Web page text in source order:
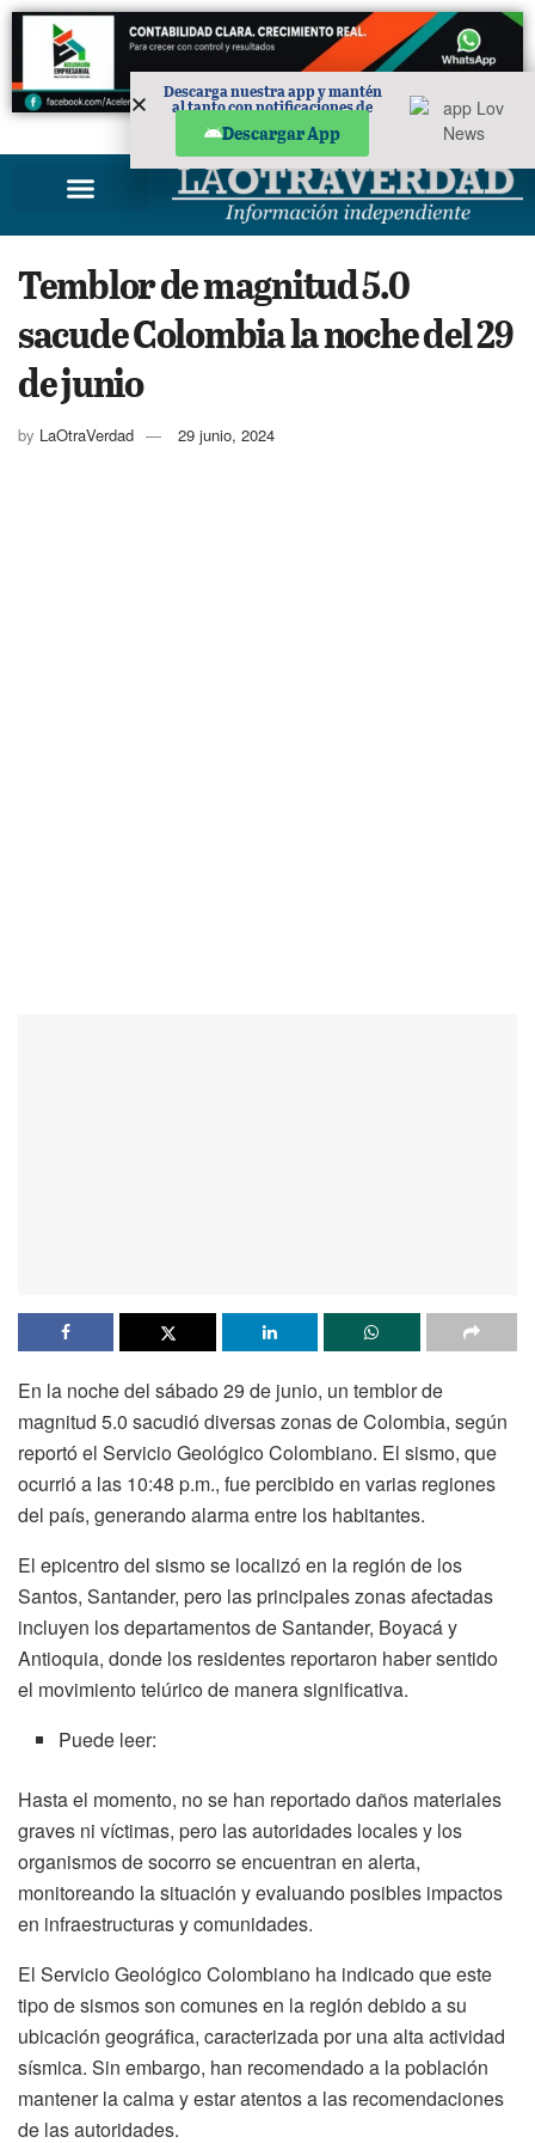
PUBLICIDAD
Temblor de magnitud 5.0
sacude Colombia la noche del 29
de junio
by LaOtraVerdad 29 junio, 2024
En la noche del sábado 29 de junio, un temblor de
magnitud 5.0 sacudió diversas zonas de Colombia, según
reportó el Servicio Geológico Colombiano. El sismo, que
ocurrió a las 10:48 p.m., fue percibido en varias regiones
del país, generando alarma entre los habitantes.
El epicentro del sismo se localizó en la región de los
Santos, Santander, pero las principales zonas afectadas
incluyen los departamentos de Santander, Boyacá y
Antioquia, donde los residentes reportaron haber sentido
el movimiento telúrico de manera significativa.
Puede leer:
Hasta el momento, no se han reportado daños materiales
graves ni víctimas, pero las autoridades locales y los
organismos de socorro se encuentran en alerta,
monitoreando la situación y evaluando posibles impactos
en infraestructuras y comunidades.
El Servicio Geológico Colombiano ha indicado que este
tipo de sismos son comunes en la región debido a su
ubicación geográfica, caracterizada por una alta actividad
sísmica. Sin embargo, han recomendado a la población
mantener la calma y estar atentos a las recomendaciones
de las autoridades.
Descarga nuestra app y mantén
al tanto con notificaciones de
noticias en tu móvil.
Descargar App